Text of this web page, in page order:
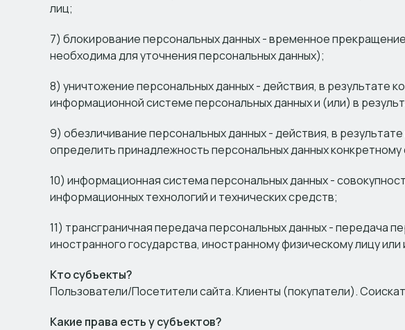
лиц;
7) блокирование персональных данных - временное
необходима для уточнения персональных данных);
8) уничтожение персональных данных - действия, в результате
информационной системе персональных данных и (или) в
9) обезличивание персональных данных - действия, в
определить принадлежность персональных данных конкретному
10) информационная система персональных данных -
информационных технологий и технических средств;
11) трансграничная передача персональных данных - передача
иностранного государства, иностранному физическому лицу
Кто субъекты?
Пользователи/Посетители сайта. Клиенты (покупатели).
Какие права есть у субъектов?